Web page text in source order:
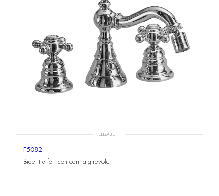
ELIZABETH
F5082
Bidet tre fori con canna girevole